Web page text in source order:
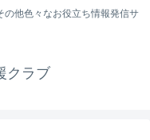
の他色々なお役立ち情報発信サ
クラブ